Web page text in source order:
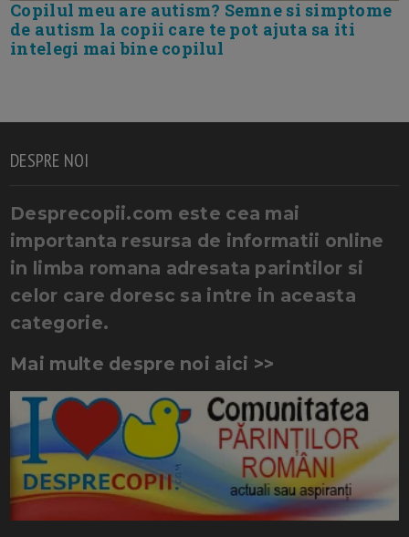
Copilul meu are autism? Semne si simptome
de autism la copii care te pot ajuta sa iti
intelegi mai bine copilul
DESPRE NOI
Desprecopii.com este cea mai
importanta resursa de informatii online
in limba romana adresata parintilor si
celor care doresc sa intre in aceasta
categorie.
Mai multe despre noi aici >>